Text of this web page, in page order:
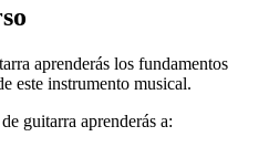
aprenderás los fundamentos
este instrumento musical.
guitarra aprenderás a: